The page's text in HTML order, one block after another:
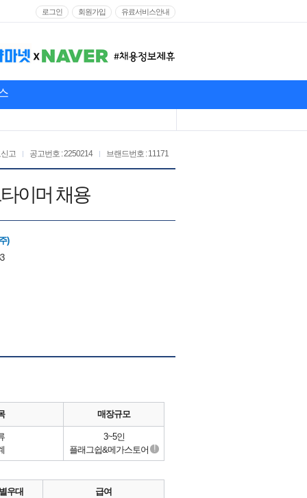
로그인 회원가입 유료서비스안내
브랜드번호 : 11171
공고번호 : 2250214
고
이머 채용
)
매장규모
3~5인
플래그쉽&메가스토어 !
우대 급여